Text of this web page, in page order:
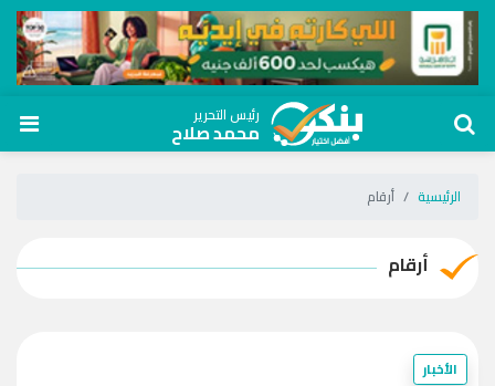
رئيس التحرير
محمد صلاح
الرئيسية أرقام
أرقام
الأخبار